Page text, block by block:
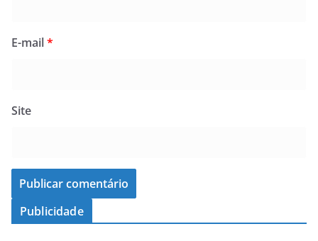
E-mail*
Site
Publicidade